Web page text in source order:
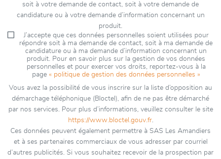
soit à votre demande de contact, soit à votre demande de
candidature ou à votre demande d’information concernant un
produit.
J’accepte que ces données personnelles soient utilisées pour
répondre soit à ma demande de contact, soit à ma demande de
candidature ou à ma demande d’information concernant un
produit. Pour en savoir plus sur la gestion de vos données
personnelles et pour exercer vos droits, reportez-vous à la
page « politique de gestion des données personnelles »
Vous avez la possibilité de vous inscrire sur la liste d’opposition au
démarchage téléphonique (Bloctel), afin de ne pas être démarché
par nos services. Pour plus d’informations, veuillez consulter le site
https://www.bloctel.gouv.fr.
Ces données peuvent également permettre à SAS Les Amandiers
et à ses partenaires commerciaux de vous adresser par courriel
d’autres publicités. Si vous souhaitez recevoir de la prospection par